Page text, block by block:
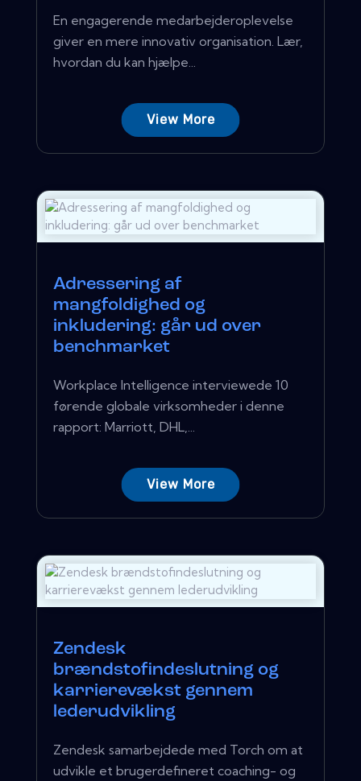
En engagerende medarbejderoplevelse
giver en mere innovativ organisation. Lær,
hvordan du kan hjælpe...
View More
Adressering af
mangfoldighed og
inkludering: går ud over
benchmarket
Workplace Intelligence interviewede 10
førende globale virksomheder i denne
rapport: Marriott, DHL,...
View More
Zendesk
brændstofindeslutning og
karrierevækst gennem
lederudvikling
Zendesk samarbejdede med Torch om at
udvikle et brugerdefineret coaching- og